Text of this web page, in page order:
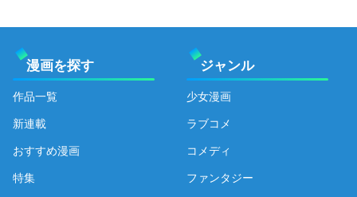
漫画を探す
作品一覧
新連載
おすすめ漫画
特集
ジャンル
少女漫画
ラブコメ
コメディ
ファンタジー